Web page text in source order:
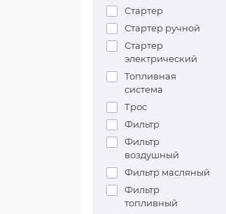
Стартер
Стартер ручной
Стартер
электрический
Топливная
система
Трос
Фильтр
Фильтр
воздушный
Фильтр масляный
Фильтр
топливный